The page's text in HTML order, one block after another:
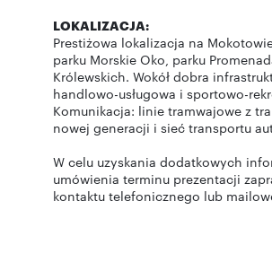
LOKALIZACJA:
Prestiżowa lokalizacja na
parku Morskie Oko, parku
Królewskich. Wokół dobra
handlowo-usługowa i sportowo-
Komunikacja: linie tramwajowe z
nowej generacji i sieć transportu
W celu uzyskania dodatkowych
umówienia terminu prezentacji
kontaktu telefonicznego lub